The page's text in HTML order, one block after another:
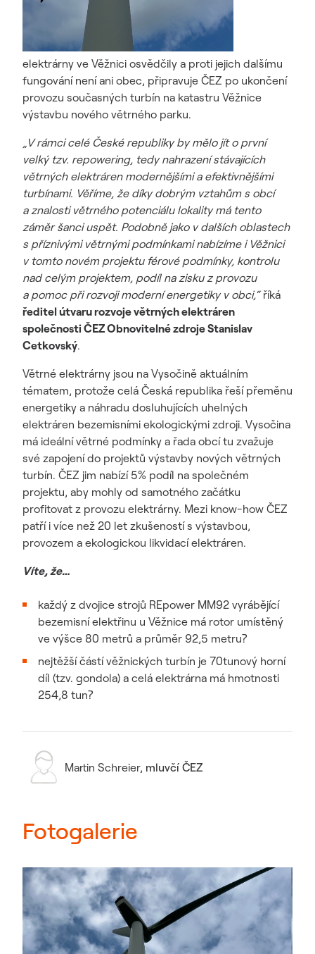
elektrárny ve Věžnici osvědčily a proti jejich dalšímu
fungování není ani obec, připravuje ČEZ po ukončení
provozu současných turbín na katastru Věžnice
výstavbu nového větrného parku.
„V rámci celé České republiky by mělo jít o první
velký tzv. repowering, tedy nahrazení stávajících
větrných elektráren modernějšími a efektivnějšími
turbínami. Věříme, že díky dobrým vztahům s obcí
a znalosti větrného potenciálu lokality má tento
záměr šanci uspět. Podobně jako v dalších oblastech
s příznivými větrnými podmínkami nabízíme i Věžnici
v tomto novém projektu férové podmínky, kontrolu
nad celým projektem, podíl na zisku z provozu
a pomoc při rozvoji moderní energetiky v obci,“říká
ředitel útvaru rozvoje větrných elektráren
společnosti ČEZ Obnovitelné zdroje Stanislav
Cetkovský.
Větrné elektrárny jsou na Vysočině aktuálním
tématem, protože celá Česká republika řeší přeměnu
energetiky a náhradu dosluhujících uhelných
elektráren bezemisními ekologickými zdroji. Vysočina
má ideální větrné podmínky a řada obcí tu zvažuje
své zapojení do projektů výstavby nových větrných
turbín. ČEZ jim nabízí 5% podíl na společném
projektu, aby mohly od samotného začátku
profitovat z provozu elektrárny. Mezi know-how ČEZ
patří i více než 20 let zkušeností s výstavbou,
provozem a ekologickou likvidací elektráren.
Víte, že…
každý z dvojice strojů REpower MM92 vyrábějící
bezemisní elektřinu u Věžnice má rotor umístěný
ve výšce 80 metrů a průměr 92,5 metru?
nejtěžší částí věžnických turbín je 70tunový horní
díl (tzv. gondola) a celá elektrárna má hmotnosti
254,8 tun?
Martin Schreier, mluvčí ČEZ
Fotogalerie